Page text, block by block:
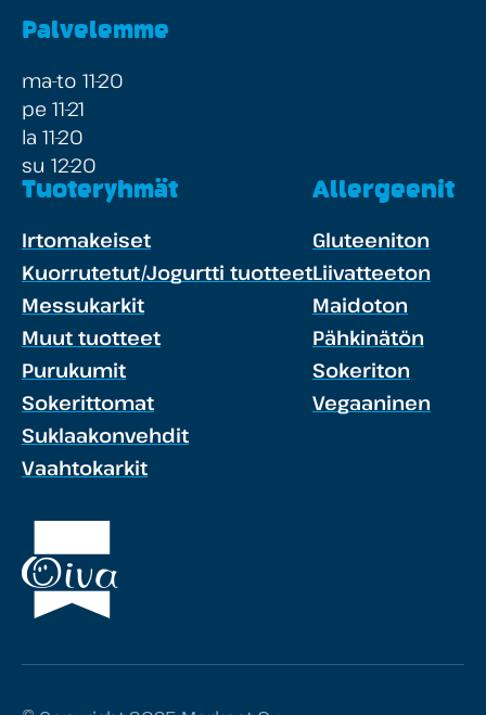
Palvelemme
ma-to 11-20
pe 11-21
la 11-20
su 12-20
Tuoteryhmät
Irtomakeiset
Kuorrutetut/Jogurtti tuotteet
Messukarkit
Muut tuotteet
Purukumit
Sokerittomat
Suklaakonvehdit
Vaahtokarkit
Allergeenit
Gluteeniton
Liivatteeton
Maidoton
Pähkinätön
Sokeriton
Vegaaninen